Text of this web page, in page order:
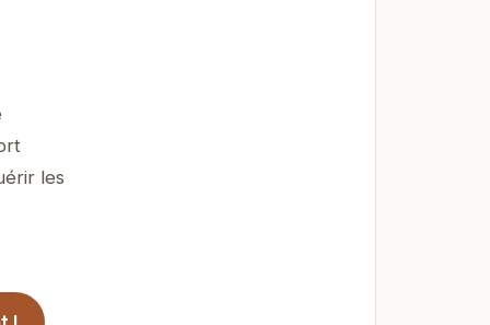
les